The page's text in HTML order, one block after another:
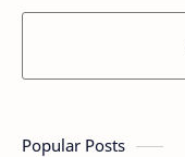
Popular Posts